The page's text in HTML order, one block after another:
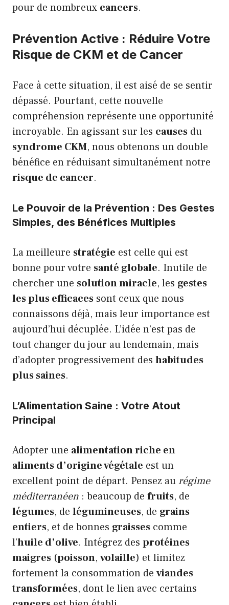
pour de nombreux cancers.
Prévention Active : Réduire Votre
Risque de CKM et de Cancer
Face à cette situation, il est aisé de se sentir
dépassé. Pourtant, cette nouvelle
compréhension représente une opportunité
incroyable. En agissant sur les causes du
syndrome CKM, nous obtenons un double
bénéfice en réduisant simultanément notre
risque de cancer.
Le Pouvoir de la Prévention : Des Gestes
Simples, des Bénéfices Multiples
La meilleure stratégie est celle qui est
bonne pour votre santé globale. Inutile de
chercher une solution miracle, les gestes
les plus efficaces sont ceux que nous
connaissons déjà, mais leur importance est
aujourd’hui décuplée. L’idée n’est pas de
tout changer du jour au lendemain, mais
d’adopter progressivement des habitudes
plus saines.
L’Alimentation Saine : Votre Atout
Principal
Adopter une alimentation riche en
aliments d’origine végétale est un
excellent point de départ. Pensez aurégime
méditerranéen : beaucoup de fruits, de
légumes, de légumineuses, de grains
entiers, et de bonnes graisses comme
l’huile d’olive. Intégrez des protéines
maigres (poisson, volaille) et limitez
fortement la consommation de viandes
transformées, dont le lien avec certains